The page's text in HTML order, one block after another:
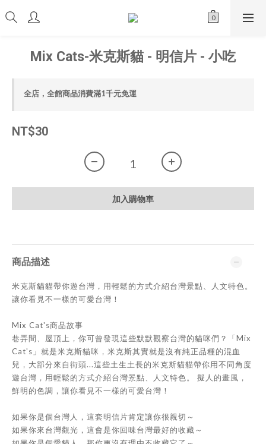
Mix Cats-米克斯貓 - 明信片 - 小吃
全店，全館商品消費滿1千元免運
NT$30
加入購物車
商品描述
米克斯貓貓帶你遊台灣，用輕鬆的方式介紹台灣景點、人文特色。
讓你看見不一樣的可愛台灣！
Mix Cat's商品故事
巷弄間、屋頂上，你可曾發現這些默默觀察台灣的貓咪們？「Mix
Cat's」就是米克斯貓咪，米克斯其實就是沒有純正品種的混血
兒，大部分來自街頭...這些土生土長的米克斯貓貓帶你用不同角度
遊台灣，用輕鬆的方式介紹台灣景點、人文特色。 擬人的畫風，
鮮明的色調，讓你看見不一樣的可愛台灣！
如果你是個台灣人，這套明信片肯定讓你很親切～
如果你來台灣觀光，這會是你回味台灣最好的收藏～